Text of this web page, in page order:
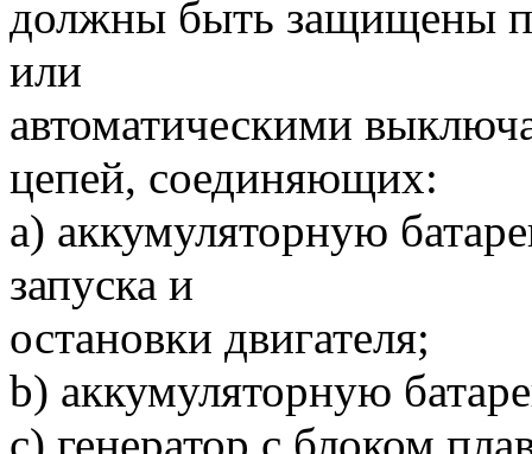
должны быть защищены
или
автоматическими
цепей, соединяющих:
а) аккумуляторную
запуска и
остановки двигателя;
b) аккумуляторную
c) генератор с блоком